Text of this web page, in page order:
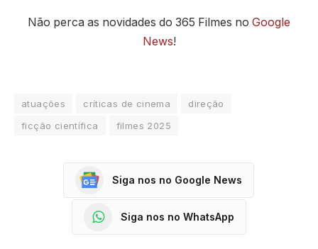
Não perca as novidades do 365 Filmes no Google
News!
atuações críticas de cinema
direção
ficção científica
filmes 2025
Siga nos no Google News
Siga nos no WhatsApp